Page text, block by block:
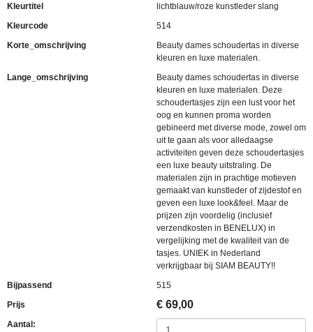
Kleurtitel
lichtblauw/roze kunstleder slang
Kleurcode
514
Korte_omschrijving
Beauty dames schoudertas in diverse
kleuren en luxe materialen.
Lange_omschrijving
Beauty dames schoudertas in diverse
kleuren en luxe materialen. Deze
schoudertasjes zijn een lust voor het
oog en kunnen proma worden
gebineerd met diverse mode, zowel om
uit te gaan als voor alledaagse
activiteiten geven deze schoudertasjes
een luxe beauty uitstraling. De
materialen zijn in prachtige motieven
gemaakt van kunstleder of zijdestof en
geven een luxe look&feel. Maar de
prijzen zijn voordelig (inclusief
verzendkosten in BENELUX) in
vergelijking met de kwaliteit van de
tasjes. UNIEK in Nederland
verkrijgbaar bij SIAM BEAUTY!!
Bijpassend
515
Prijs
€ 69,00
Aantal: